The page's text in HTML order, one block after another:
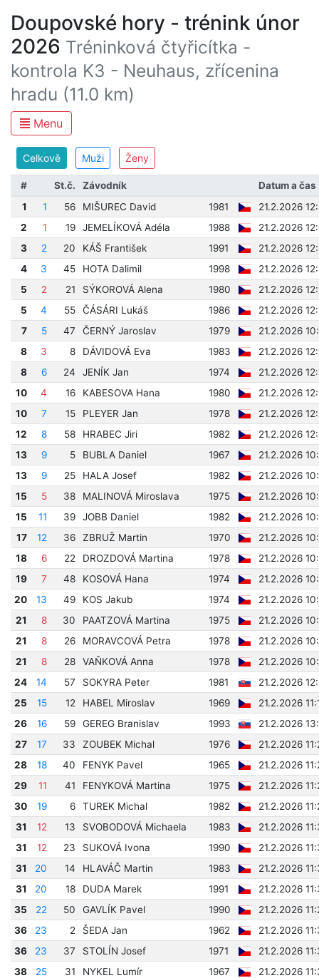
Doupovské hory - trénink únor
2026 Tréninková čtyřicítka -
kontrola K3 - Neuhaus, zřícenina
hradu (11.0 km)
Menu
Celkově Muži Ženy
# St.č. Závodník
Datum a čas
1
1 56 MIŠUREC David 1981
21.2.2026
2
1 19 JEMELÍKOVÁ Adéla 1988
21.2.2026
3
2 20 KÁŠ František 1991
21.2.2026
4
3 45 HOTA Dalimil 1998
21.2.2026
5
2 21 SÝKOROVÁ Alena 1980
21.2.2026
5
4 55 ČÁSÁRI Lukáš 1986
21.2.2026
7
5 47 ČERNÝ Jaroslav 1979
21.2.2026
8
3 8 DÁVIDOVÁ Eva 1983
21.2.2026
8
6 24 JENÍK Jan 1974
21.2.2026
10
4 16 KABESOVA Hana 1980
21.2.2026
10
7 15 PLEYER Jan 1978
21.2.2026
12
8 58 HRABEC Jiri 1982
21.2.2026
13
9 5 BUBLA Daniel 1967
21.2.2026
13
9 25 HALA Josef 1982
21.2.2026
15
5 38 MALINOVÁ Miroslava 1975
21.2.2026
15
11 39 JOBB Daniel 1982
21.2.2026
17
12 36 ZBRUŽ Martin 1970
21.2.2026
18
6 22 DROZDOVÁ Martina 1978
21.2.2026
19
7 48 KOSOVÁ Hana 1974
21.2.2026
20
13 49 KOS Jakub 1974
21.2.2026
21
8 30 PAATZOVÁ Martina 1975
21.2.2026
21
8 26 MORAVCOVÁ Petra 1978
21.2.2026
21
8 28 VAŇKOVÁ Anna 1978
21.2.2026
24
14 57 SOKYRA Peter 1981
21.2.2026
25
15 12 HABEL Miroslav 1969
21.2.2026
26
16 59 GEREG Branislav 1993
21.2.2026
27
17 33 ZOUBEK Michal 1976
21.2.2026
28
18 40 FENYK Pavel 1965
21.2.2026
29
11 41 FENYKOVÁ Martina 1975
21.2.2026
30
19 6 TUREK Michal 1982
21.2.2026
31
12 13 SVOBODOVÁ Michaela 1983
21.2.2026
31
12 23 SUKOVÁ Ivona 1990
21.2.2026
31
20 14 HLAVÁČ Martin 1983
21.2.2026
31
20 18 DUDA Marek 1991
21.2.2026
35
22 50 GAVLÍK Pavel 1990
21.2.2026
36
23 2 ŠEDA Jan 1962
21.2.2026
36
23 37 STOLÍN Josef 1971
21.2.2026
38
25 31 NYKEL Lumír 1967
21.2.2026